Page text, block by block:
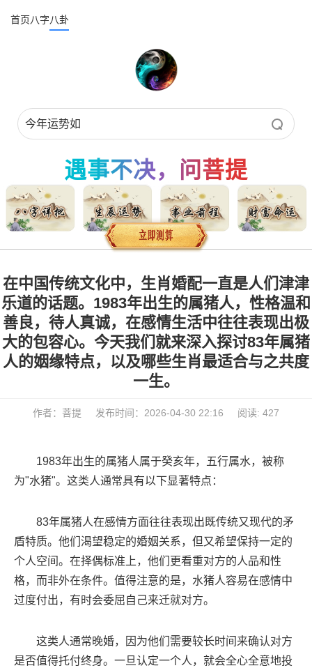
首页八字八卦
遇事不决，问菩提
在中国传统文化中，生肖婚配一直是人们津津
乐道的话题。1983年出生的属猪人，性格温和
善良，待人真诚，在感情生活中往往表现出极
大的包容心。今天我们就来深入探讨83年属猪
人的姻缘特点，以及哪些生肖最适合与之共度
一生。
作者：菩提 发布时间：2026-04-30 22:16 阅读: 427
1983年出生的属猪人属于癸亥年，五行属水，被称
为"水猪"。这类人通常具有以下显著特点：
83年属猪人在感情方面往往表现出既传统又现代的矛
盾特质。他们渴望稳定的婚姻关系，但又希望保持一定的
个人空间。在择偶标准上，他们更看重对方的人品和性
格，而非外在条件。值得注意的是，水猪人容易在感情中
过度付出，有时会委屈自己来迁就对方。
这类人通常晚婚，因为他们需要较长时间来确认对方
是否值得托付终身。一旦认定一个人，就会全心全意地投